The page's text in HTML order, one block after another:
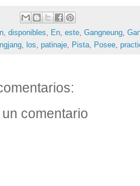
, disponibles, En, este, Gangneung,
, los, patinaje, Pista, Posee,
un comentario